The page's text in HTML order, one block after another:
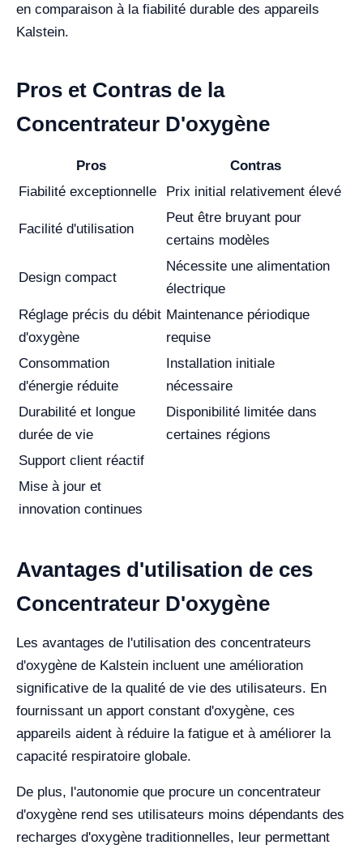
en comparaison à la fiabilité durable des appareils
Kalstein.
Pros et Contras de la
Concentrateur D'oxygène
Pros
Contras
Fiabilité exceptionnelle
Prix initial relativement élevé
Facilité d'utilisation
Peut être bruyant pour
certains modèles
Design compact
Nécessite une alimentation
électrique
Réglage précis du débit
d'oxygène
Maintenance périodique
requise
Consommation
d'énergie réduite
Installation initiale
nécessaire
Durabilité et longue
durée de vie
Disponibilité limitée dans
certaines régions
Support client réactif
Mise à jour et
innovation continues
Avantages d'utilisation de ces
Concentrateur D'oxygène
Les avantages de l'utilisation des concentrateurs
d'oxygène de Kalstein incluent une amélioration
significative de la qualité de vie des utilisateurs. En
fournissant un apport constant d'oxygène, ces
appareils aident à réduire la fatigue et à améliorer la
capacité respiratoire globale.
De plus, l'autonomie que procure un concentrateur
d'oxygène rend ses utilisateurs moins dépendants des
recharges d'oxygène traditionnelles, leur permettant